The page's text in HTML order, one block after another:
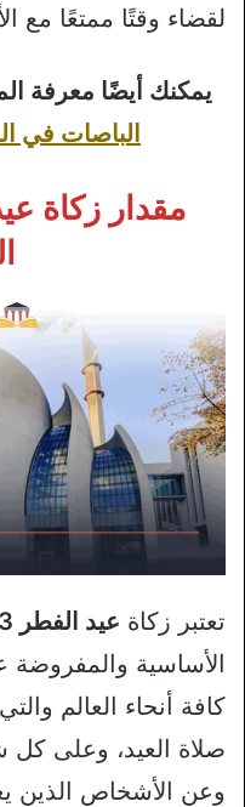
لقضاء وقتًا ممتعًا مع
يمكنك أيضًا معرفة
الباصات في
تعتبر زكاة عيد الفطر 2023 في المانيا
الأساسية
كافة أنحاء العالم
صلاة العيد، وعلى
وعن الأشخاص الذين